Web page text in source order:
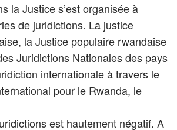
la Justice s’est organisée à
de juridictions. La justice
la Justice populaire rwandaise
Juridictions Nationales des pays
internationale à travers le
pour le Rwanda, le
est hautement négatif. A